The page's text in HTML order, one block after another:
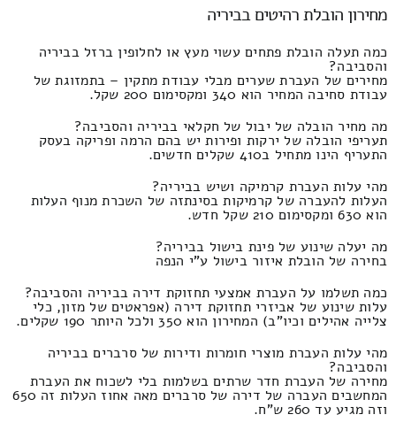
מחירון הובלת רהיטים בביריה
כמה תעלה הובלת פתחים עשוי מעץ או לחלופין ברזל בביריה
והסביבה?
מחירים של העברת שערים מבלי עבודת מתקין – בתמזוגת של
עבודת סחיבה המחיר הוא 340 ומקסימום 200 שקל.
מה מחיר הובלה של יבול של חקלאי בביריה והסביבה?
תעריפי הובלה של ירקות ופירות יש בהם הרמה ופריקה בעסק
התעריף הינו מתחיל ב410 שקלים חדשים.
מהי עלות העברת קרמיקה ושיש בביריה?
העלות להעברה של קרמיקות בסינתזה של השכרת מנוף העלות
הוא 630 ומקסימום 210 שקל חדש.
מה יעלה שינוע של פינת בישול בביריה?
בחירה של הובלת איזור בישול ע"י הנפה
כמה תשלמו על העברת אמצעי תחזוקת דירה בביריה והסביבה?
עלות שינוע של אביזרי תחזוקת דירה (אפראטים של מזון, כלי
צלייה אהילים וכיו"ב) המחירון הוא 350 ולכל היותר 190 שקלים.
מהי עלות העברת מוצרי חומרות ודירות של סרברים בביריה
והסביבה?
מחירה של העברת חדר שרתים בשלמות בלי לשכוח את העברת
המחשבים העברה של דירה של סרברים מאה אחוז העלות זה 650
וזה מגיע עד 260 ש"ח.